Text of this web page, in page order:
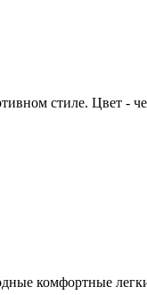
стиле. Цвет -
комфортные